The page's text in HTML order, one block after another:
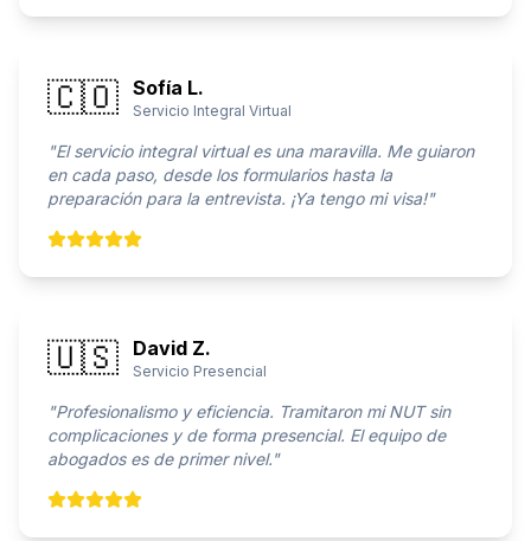
🇨🇴 Sofía L.
Servicio Integral Virtual
"El servicio integral virtual es una maravilla. Me guiaron
en cada paso, desde los formularios hasta la
preparación para la entrevista. ¡Ya tengo mi visa!"
🇺🇸 David Z.
Servicio Presencial
"Profesionalismo y eficiencia. Tramitaron mi NUT sin
complicaciones y de forma presencial. El equipo de
abogados es de primer nivel."